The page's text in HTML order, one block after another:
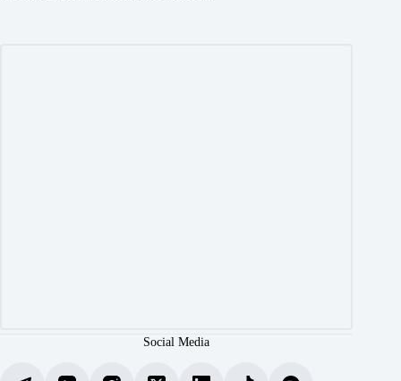
Social Media